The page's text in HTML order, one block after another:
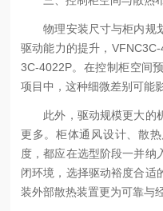
物理安装尺寸与柜内规
驱动能力的提升，
3C-4022P。在控制柜空间
项目中，这种细微差别可能
此外，驱动规模更大的
更多。柜体通风设计、散
度，都应在选型阶段一并纳
闭环境，选择驱动裕度合适
装外部散热装置更为可靠与